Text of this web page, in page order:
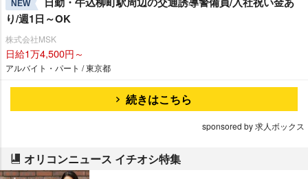
NEW
り/週1日～OK
株式会社MSK
日給1万4,500円～
アルバイト・パート / 東京都
続きはこちら
sponsored by 求人ボックス
オリコンニュース イチオシ特集